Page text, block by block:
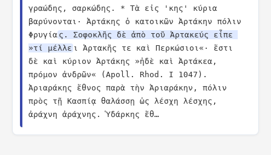
γραώδης, σαρκώδης. * Τὰ εἰς 'κης' κύρια
βαρύνονται· Ἀρτάκης ὁ κατοικῶν Ἀρτάκην πόλιν
Φρυγία ς. Σοφοκλῆς δὲ ἀπὸ τοῦ Ἀρτακεύς εἶπε
»τί μέλλε ι Ἀρτακῆς τε καὶ Περκώσιοι«· ἔστι
δὲ καὶ κύριον Ἀρτάκης »ἠδὲ καὶ Ἀρτάκεα,
πρόμον ἀνδρῶν« (Apoll. Rhod. I 1047).
Ἀριαράκης ἔθνος παρὰ τὴν Ἀριαράκην, πόλιν
πρὸς τῇ Κασπίᾳ θαλάσσῃ ὡς λέσχη λέσχης,
ἀράχνη ἀράχνης. Ὑδάρκης ἔθ…